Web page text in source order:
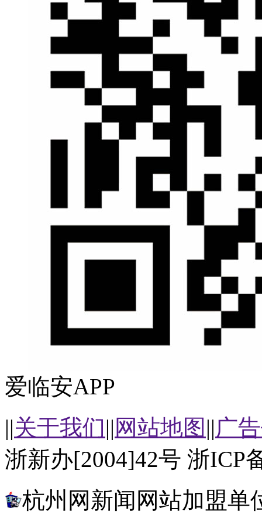
爱临安APP
||关于我们|| 网站地图 ||广
浙新办[2004]42号 浙ICP
杭州网新闻网站加盟单